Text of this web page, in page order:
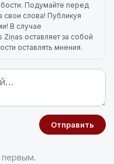
Подумайте перед
свои слова! Публикуя
В случае
оставляет за собой
оставлять мнения.
Отправить